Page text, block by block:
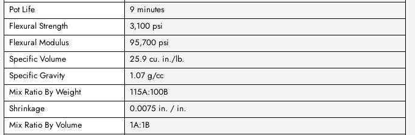
Pot Life
9 minutes
Flexural Strength
3,100 psi
Flexural Modulus
95,700 psi
Specific Volume
25.9 cu. in./lb.
Specific Gravity
1.07 g/cc
Mix Ratio By Weight
115A:100B
Shrinkage
0.0075 in. / in.
Mix Ratio By Volume
1A:1B